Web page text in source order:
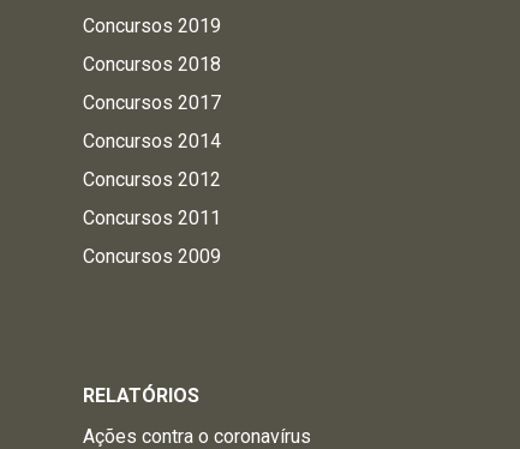
Concursos 2019
Concursos 2018
Concursos 2017
Concursos 2014
Concursos 2012
Concursos 2011
Concursos 2009
RELATÓRIOS
Ações contra o coronavírus